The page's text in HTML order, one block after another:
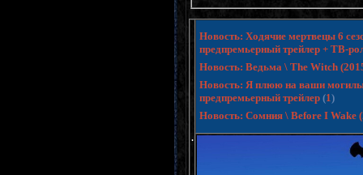
.
Новость: Ходячие мертвецы 6
предпремьерный трейлер + ТВ-
Новость: Ведьма \ The Witch
Новость: Я плюю на ваши
предпремьерный трейлер (1)
Новость: Сомния \ Before I Wake